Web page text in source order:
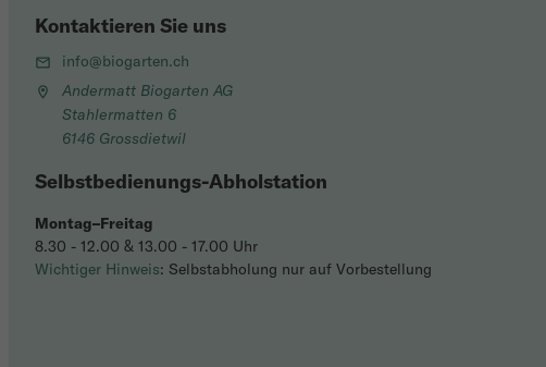
Kontaktieren Sie uns
info@biogarten.ch
Andermatt Biogarten AG
Stahlermatten 6
6146 Grossdietwil
Selbstbedienungs-Abholstation
Montag–Freitag
8.30 - 12.00 & 13.00 - 17.00 Uhr
Wichtiger Hinweis: Selbstabholung nur auf Vorbestellung